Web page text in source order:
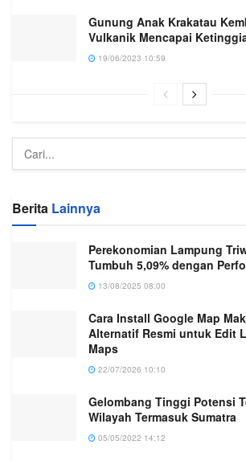
Gunung Anak Krakatau
Vulkanik Mencapai
19/06/2023 10:59
Berita Lainnya
Perekonomian Lampung
Tumbuh 5,09% dengan
13/08/2025 08:00
Cara Install Google Map
Alternatif Resmi untuk Edit
Maps
22/07/2026 10:10
Gelombang Tinggi Potensi
Wilayah Termasuk Sumatra
05/05/2022 14:12